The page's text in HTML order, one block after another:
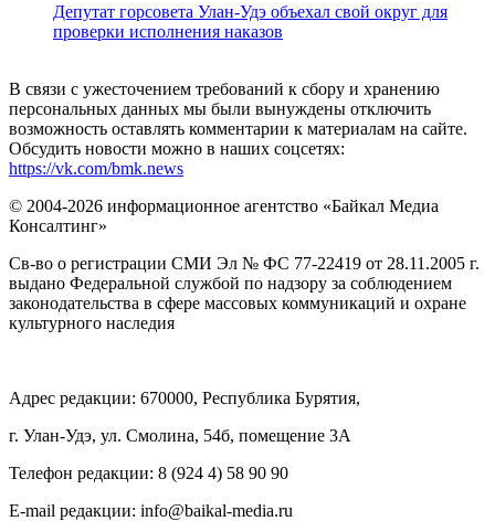
Депутат горсовета Улан-Удэ объехал свой округ для
проверки исполнения наказов
В связи с ужесточением требований к сбору и хранению
персональных данных мы были вынуждены отключить
возможность оставлять комментарии к материалам на сайте.
Обсудить новости можно в наших соцсетях:
https://vk.com/bmk.news
© 2004-2026 информационное агентство «Байкал Медиа
Консалтинг»
Св-во о регистрации СМИ Эл № ФС 77-22419 от 28.11.2005 г.
выдано Федеральной службой по надзору за соблюдением
законодательства в сфере массовых коммуникаций и охране
культурного наследия
Адрес редакции: 670000, Республика Бурятия,
г. Улан-Удэ, ул. Смолина, 54б, помещение 3А
Телефон редакции: ‎‎8 (924 4) 58 90 90
E-mail редакции: info@baikal-media.ru